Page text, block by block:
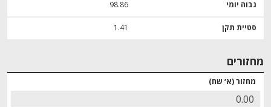
גבוה יומי 98.86
סטיית תקן 1.41
מחזורים
0.00
מחזור (א׳ שח)